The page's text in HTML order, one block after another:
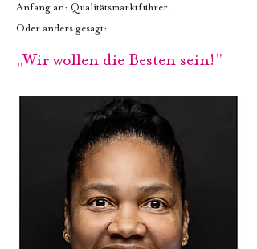
Anfang an: Qualitätsmarktführer.
Oder anders gesagt:
„Wir wollen die Besten sein!"